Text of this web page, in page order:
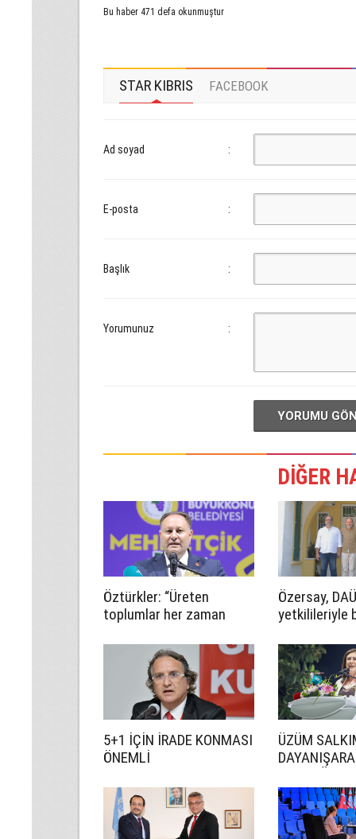
Bu haber 471 defa okunmuştur
STAR KIBRIS FACEBOOK
Ad soyad :
E-posta :
Başlık :
Yorumunuz :
YORUMU
DİĞER
Öztürkler: “Üreten
toplumlar her zaman
Özersay,
yetkilileriyle
5+1 İÇİN İRADE KONMASI
ÖNEMLİ
ÜZÜM